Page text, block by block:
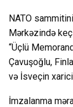
NATO
Mərkəzində
“Üçlü
Çavuşoğlu,
və İsveçin
İmzalanma